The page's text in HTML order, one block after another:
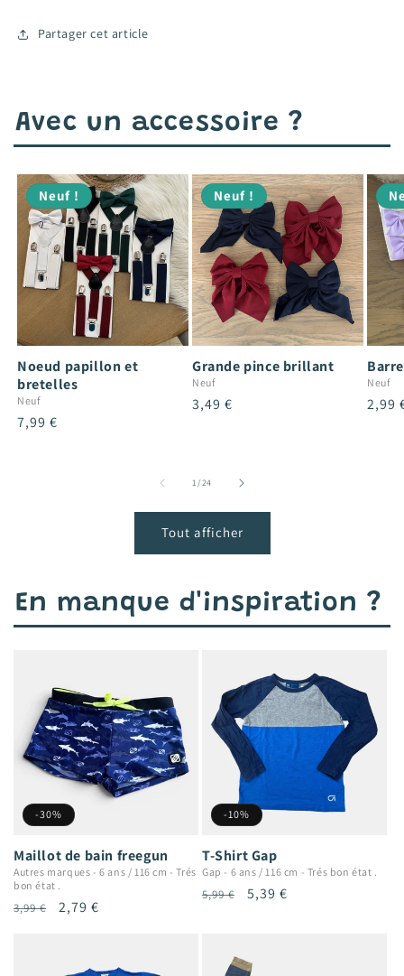
Partager cet article
Avec un accessoire ?
Neuf !
Noeud papillon et
bretelles
Neuf
Prix
7,99 €
Neuf !
Grande pince brillant
Neuf
Prix
3,49 €
Neuf
Prix
2,99
1/de
24
Tout afficher
En manque d'inspiration ?
-30%
Maillot de bain freegun
Autres marques -6 ans / 116 cm -Trés
bon état .
Prix
3,99 €
Prix
2,79 €
-10%
T-Shirt Gap
Gap - 6 ans / 116 cm - Trés bon état .
Prix
5,99 €
Prix
5,39 €